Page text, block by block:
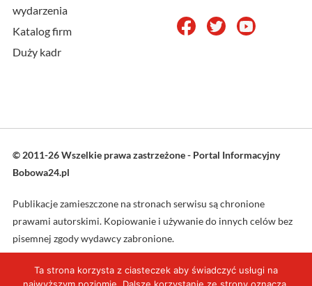
wydarzenia
Katalog firm
Duży kadr
© 2011-26 Wszelkie prawa zastrzeżone - Portal Informacyjny
Bobowa24.pl
Publikacje zamieszczone na stronach serwisu są chronione
prawami autorskimi. Kopiowanie i używanie do innych celów bez
pisemnej zgody wydawcy zabronione.
Projekt oraz wykonanie: L4web.pl
Ta strona korzysta z ciasteczek aby świadczyć usługi na